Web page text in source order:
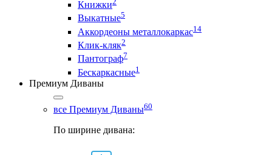
Книжки
Выкатные5
Аккордеоны металлокаркас14
Клик-кляк2
Пантограф7
Бескаркасные1
Премиум Диваны
все Премиум Диваны60
По ширине дивана: